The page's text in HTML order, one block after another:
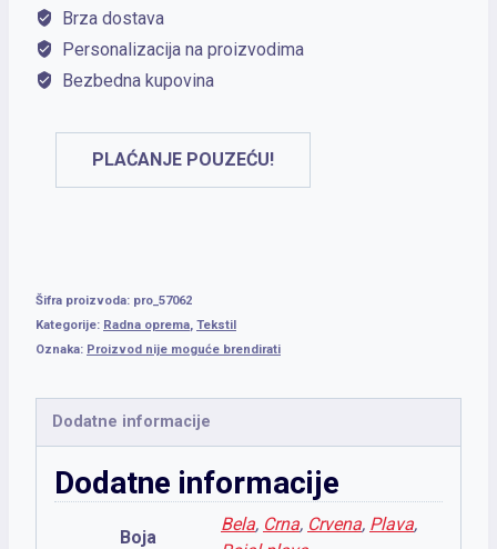
Brza dostava
Personalizacija na proizvodima
Bezbedna kupovina
PLAĆANJE POUZEĆU!
Šifra proizvoda: pro_57062
Kategorije: Radna oprema Tekstil
Oznaka: Proizvod nije moguće brendirati
Dodatne informacije
Dodatne informacije
Boja
Bela, Crna, Crvena, Plava,